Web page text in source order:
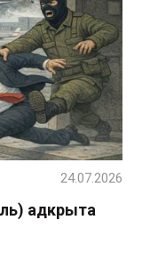
адкрыта
24.07.2026